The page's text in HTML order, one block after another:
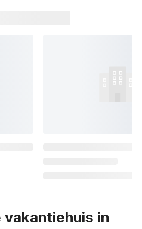
vakantiehuis in